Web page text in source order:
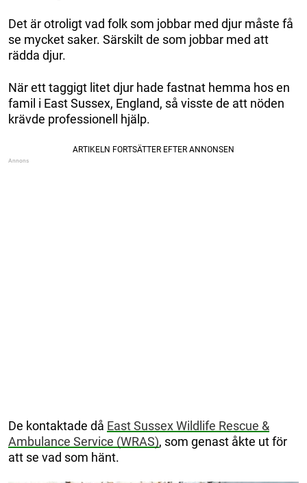
Det är otroligt vad folk som jobbar med djur måste få
se mycket saker. Särskilt de som jobbar med att
rädda djur.
När ett taggigt litet djur hade fastnat hemma hos en
famil i East Sussex, England, så visste de att nöden
krävde professionell hjälp.
De kontaktade då East Sussex Wildlife Rescue &
Ambulance Service (WRAS), som genast åkte ut för
att se vad som hänt.